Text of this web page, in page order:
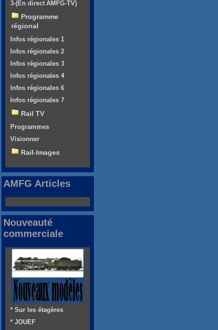
3-(En direct AMFG-TV)
Programme
régional
Infos régionales 1
Infos régionales 2
Infos régionales 3
Infos régionales 4
Infos régionales 6
Infos régionales 7
Rail TV
Programmes
Visionner
Rail-Images
AMFG Articles
Nouveauté
commerciale
* Sur les étagères
* JOUEF